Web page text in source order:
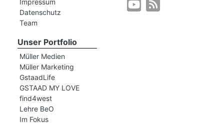
Impressum
Datenschutz
Team
Unser Portfolio
Müller Medien
Müller Marketing
GstaadLife
GSTAAD MY LOVE
find4west
Lehre BeO
Im Fokus